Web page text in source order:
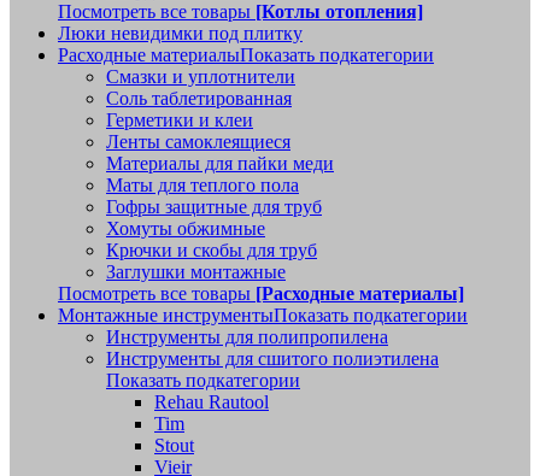
Посмотреть все товары [Котлы отопления]
Люки невидимки под плитку
Расходные материалыПоказать подкатегории
Смазки и уплотнители
Соль таблетированная
Герметики и клеи
Ленты самоклеящиеся
Материалы для пайки меди
Маты для теплого пола
Гофры защитные для труб
Хомуты обжимные
Крючки и скобы для труб
Заглушки монтажные
Посмотреть все товары [Расходные материалы]
Монтажные инструментыПоказать подкатегории
Инструменты для полипропилена
Инструменты для сшитого полиэтилена
Показать подкатегории
Rehau Rautool
Tim
Stout
Vieir